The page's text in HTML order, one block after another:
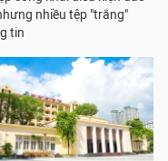
nhiều tệp "trắng"
tin